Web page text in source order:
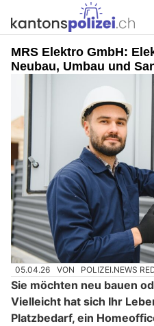
MRS Elektro GmbH:
Neubau, Umbau und
05.04.26 VON POLIZEI.NEWS
Sie möchten neu bauen
Vielleicht hat sich Ihr
Platzbedarf, ein